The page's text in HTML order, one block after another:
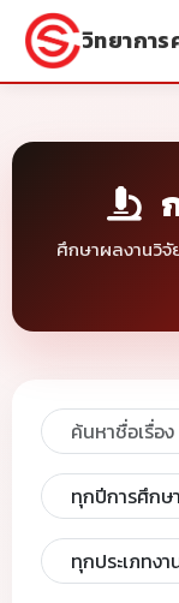
วิทยากา
ศึกษาผลงานวิจั